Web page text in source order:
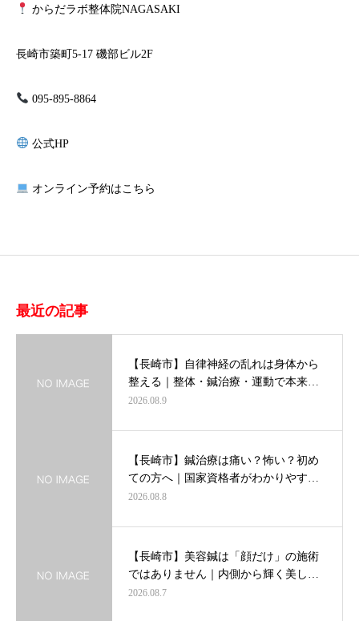
からだラボ整体院NAGASAKI
長崎市築町5-17 磯部ビル2F
095-895-8864
公式HP
オンライン予約はこちら
最近の記事
【長崎市】自律神経の乱れは身体から
整える｜整体・鍼治療・運動で本来…
2026.08.9
【長崎市】鍼治療は痛い？怖い？初め
ての方へ｜国家資格者がわかりやす…
2026.08.8
【長崎市】美容鍼は「顔だけ」の施術
ではありません｜内側から輝く美し…
2026.08.7